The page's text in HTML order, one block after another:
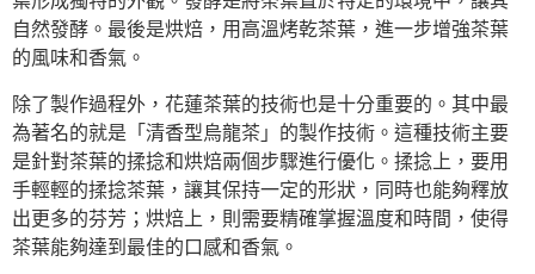
自然發酵。最後是烘焙，用高溫烤乾茶葉，進一步增強茶葉
的風味和香氣。
除了製作過程外，花蓮茶葉的技術也是十分重要的。其中最
為著名的就是「清香型烏龍茶」的製作技術。這種技術主要
是針對茶葉的揉捻和烘焙兩個步驟進行優化。揉捻上，要用
手輕輕的揉捻茶葉，讓其保持一定的形狀，同時也能夠釋放
出更多的芬芳；烘焙上，則需要精確掌握溫度和時間，使得
茶葉能夠達到最佳的口感和香氣。